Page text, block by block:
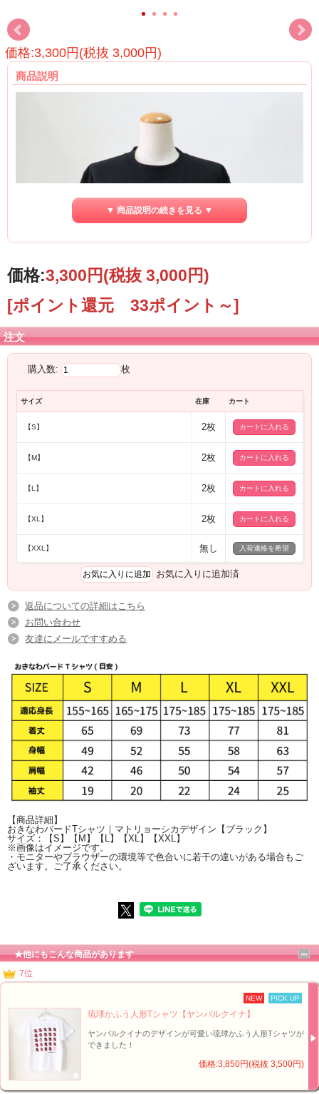
価格:3,300円(税抜 3,000円)
商品説明
ツ！
おきなわマトリョーシカが、Tシャツになってフェリースショッピングサイトに登
沖縄の鳥バージョンマトリョーシカ「バードリョーシカ」デザインです。
ウキュウコノハズク！
ほっこりするデザインに癒されます♪
セレクトショップfelizおすすめアイテム！おきなわバードTシャツ
お買い求めはお早めに♪
■オリジナルアイテム｜おきなわバードTシャツ【イメージ】↑
■オリジナルアイテム｜おきなわバードTシャツ【イメージ】↑
▼ 商品説明の続きを見る ▼
価格:3,300円(税抜 3,000円)
[ポイント還元 33ポイント～]
注文
購入数: 枚
サイズ 在庫 カート
【S】 2枚
【M】 2枚
【L】 2枚
【XL】 2枚
【XXL】 無し 入荷連絡を希望
お気に入りに追加済
返品についての詳細はこちら
お問い合わせ
友達にメールですすめる
【商品詳細】
おきなわバードTシャツ｜マトリョーシカデザイン【ブラック】
サイズ：【S】【M】【L】【XL】【XXL】
※画像はイメージです。
・モニターやブラウザーの環境等で色合いに若干の違いがある場合もご
ざいます。ご了承ください。
★他にもこんな商品があります
7位
NEW PICK UP
琉球かふう人形Tシャツ【ヤンバルクイナ】
ヤンバルクイナのデザインが可愛い琉球かふう人形Tシャツが
できました！
価格:3,850円(税抜 3,500円)